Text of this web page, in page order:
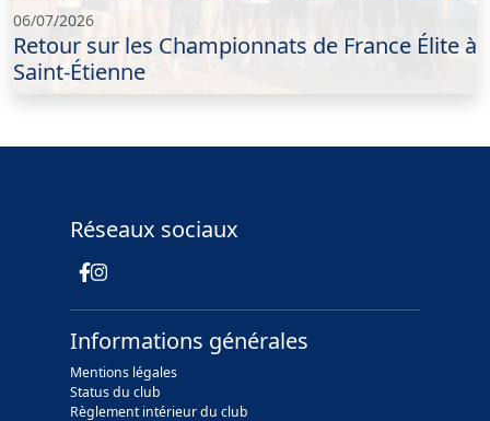
06/07/2026
Retour sur les Championnats de France Élite à
Saint-Étienne
Réseaux sociaux
Informations générales
Mentions légales
Status du club
Règlement intérieur du club